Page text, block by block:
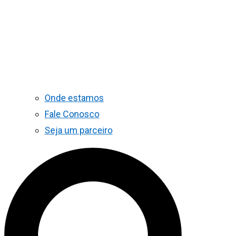
Onde estamos
Fale Conosco
Seja um parceiro